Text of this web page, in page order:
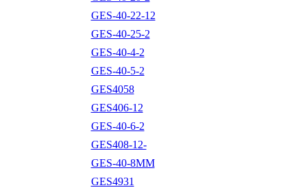
GES-40-22-12
GES-40-25-2
GES-40-4-2
GES-40-5-2
GES4058
GES406-12
GES-40-6-2
GES408-12-
GES-40-8MM
GES4931